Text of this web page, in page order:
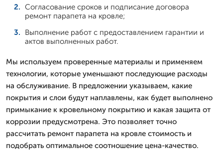
Согласование сроков и подписание договора
ремонт парапета на кровле;
Выполнение работ с предоставлением гарантии и
актов выполненных работ.
Мы используем проверенные материалы и применяем
технологии, которые уменьшают последующие расходы
на обслуживание. В предложении указываем, какие
покрытия и слои будут наплавлены, как будет выполнено
примыкание к кровельному покрытию и какая защита от
коррозии предусмотрена. Это позволяет точно
рассчитать ремонт парапета на кровле стоимость и
подобрать оптимальное соотношение цена-качество.